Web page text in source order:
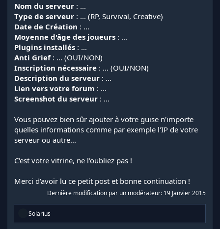
Nom du serveur : ...
Type de serveur : ... (RP, Survival, Creative)
Date de Création : ...
Moyenne d'âge des joueurs : ...
Plugins installés : ...
Anti Grief: ... (OUI/NON)
Inscription nécessaire : ... (OUI/NON)
Description du serveur : ...
Lien vers votre forum : ...
Screenshot du serveur : ...
Vous pouvez bien sûr ajouter à votre guise n'importe
quelles informations comme par exemple l'IP de votre
serveur ou autre...
C'est votre vitrine, ne l'oubliez pas !
Merci d'avoir lu ce petit post et bonne continuation !
Dernière modification par un modérateur: 19 Janvier 2015
R
Solarius